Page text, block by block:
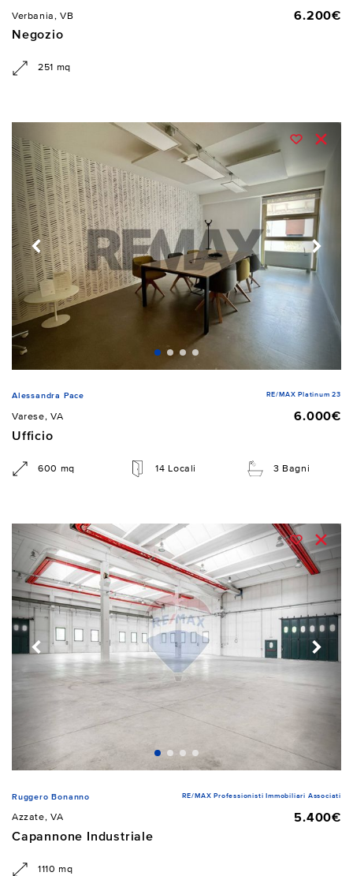
Verbania, VB
6.200€
Negozio
251 mq
Alessandra Pace RE/MAX Platinum 23
Varese, VA
6.000€
Ufficio
600 mq 14 Locali 3 Bagni
Ruggero Bonanno RE/MAX Professionisti Immobiliari Associati
Azzate, VA
5.400€
Capannone Industriale
1110 mq